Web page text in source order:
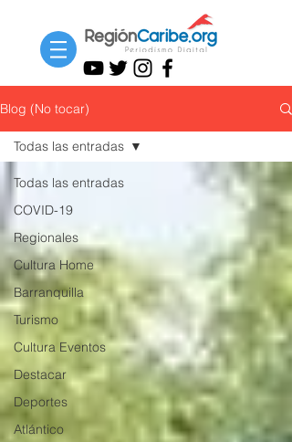
Blog (No tocar)
Todas las entradas
COVID-19
Regionales
Cultura Home
Barranquilla
Turismo
Cultura Eventos
Destacar
Deportes
Atlántico
Todas las entradas